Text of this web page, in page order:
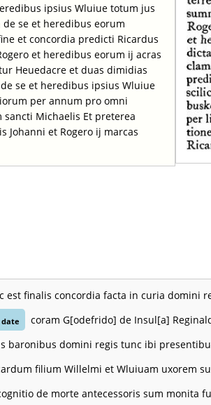
ipsius Wluiue totum jus
se et heredibus eorum
et concordia predicti Ricardus
et heredibus eorum ij acras
Heuedacre et duas dimidias
se et heredibus ipsius Wluiue
per annum pro omni
Michaelis Et preterea
Johanni et Rogero ij marcas
est finalis concordia facta in curia domini
date
coram G[odefrido] de Insul[a]
baronibus domini regis tunc ibi
filium Willelmi et Wluiuam uxorem
de morte antecessoris sum monita